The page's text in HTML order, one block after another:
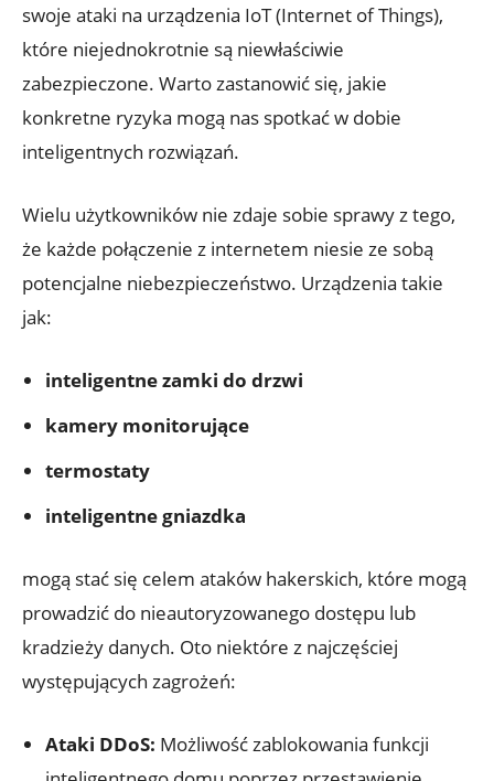
swoje ataki na urządzenia IoT (Internet of Things),
które niejednokrotnie są niewłaściwie
zabezpieczone. Warto zastanowić się, jakie
konkretne ⁤ryzyka mogą nas spotkać w dobie
inteligentnych rozwiązań.
Wielu użytkowników nie zdaje sobie​ sprawy z tego,
że każde połączenie ⁣z internetem niesie ze ⁣sobą
potencjalne niebezpieczeństwo. Urządzenia takie
jak:
inteligentne zamki do⁣ drzwi
kamery monitorujące
termostaty
inteligentne gniazdka
mogą ⁢stać się celem ataków hakerskich, które mogą
prowadzić do nieautoryzowanego dostępu lub
kradzieży danych. Oto ⁣niektóre z ⁤najczęściej
występujących zagrożeń:
Ataki DDoS: Możliwość zablokowania ​funkcji